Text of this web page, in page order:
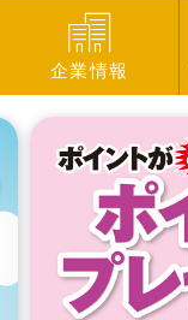
企業情報